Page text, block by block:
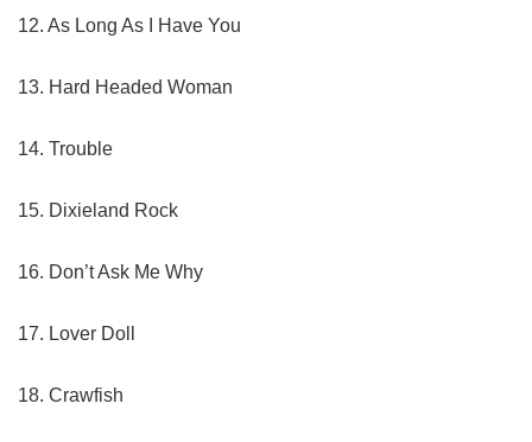
12. As Long As I Have You
13. Hard Headed Woman
14. Trouble
15. Dixieland Rock
16. Don’t Ask Me Why
17. Lover Doll
18. Crawfish